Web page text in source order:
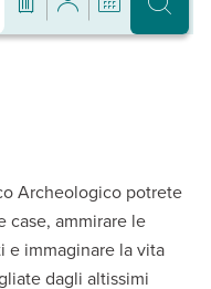
Archeologico potrete
case, ammirare le
e immaginare la vita
dagli altissimi